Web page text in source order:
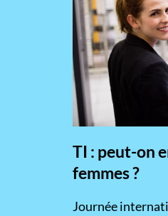
TI : peut-on
femmes ?
​Journée